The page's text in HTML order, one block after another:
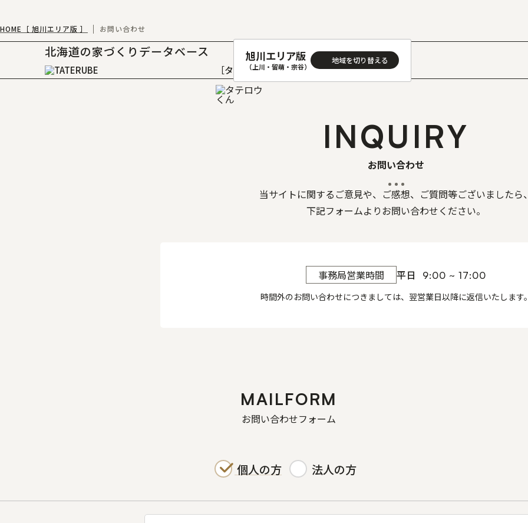
北海道の家づくりデータベース
［タテルベ］
旭川エリア版
（上川・留萌・宗谷）
札幌(石狩･空知･後志)版
旭川(上川･留萌･宗谷)版
帯広(十勝)版
北見(オホーツク)版
HOME［ 旭川エリア版 ］ お問い合わせ
INQUIRY
お問い合わせ
当サイトに関するご意見や、ご感想、 ご質問等ございましたら
下記フォームよりお問い合わせください。
事務局営業時間 平日
9:00 ~ 17:00
時間外のお問い合わせにつきましては、 翌営業日以降に返信いたします
MAILFORM
お問い合わせフォーム
個人の方 法人の方